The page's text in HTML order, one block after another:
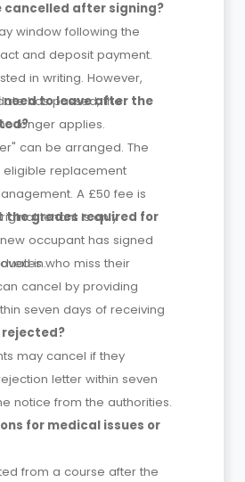
cancelled after signing?
window following the
and deposit payment.
in writing. However,
has passed, the
longer applies.
need to leave after the
can be arranged. The
eligible replacement
A £50 fee is
tenant is only
occupant has signed
in.
the grades required for
who miss their
cancel by providing
seven days of receiving
rejected?
may cancel if they
letter within seven
notice from the authorities.
for medical issues or
from a course after the